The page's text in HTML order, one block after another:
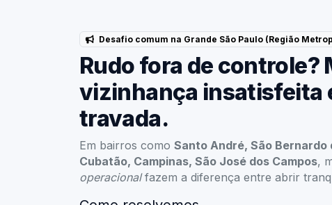
Rudo fora de controle?
vizinhança insatisfeita
travada.
Cubatão, Campinas, São José dos Campos,
operacionalfazem a diferença entre abrir